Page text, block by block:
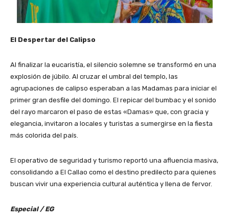
El Despertar del Calipso
Al finalizar la eucaristía, el silencio solemne se transformó en una
explosión de júbilo. Al cruzar el umbral del templo, las
agrupaciones de calipso esperaban a las Madamas para iniciar el
primer gran desfile del domingo. El repicar del bumbac y el sonido
del rayo marcaron el paso de estas «Damas» que, con gracia y
elegancia, invitaron a locales y turistas a sumergirse en la fiesta
más colorida del país.
​El operativo de seguridad y turismo reportó una afluencia masiva,
consolidando a El Callao como el destino predilecto para quienes
buscan vivir una experiencia cultural auténtica y llena de fervor.
Especial / EG